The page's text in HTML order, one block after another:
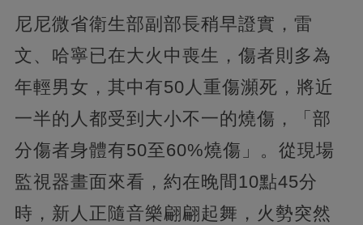
尼尼微省衛生部副部長稍早證實，雷
文、哈寧已在大火中喪生，傷者則多為
年輕男女，其中有50人重傷瀕死，將近
一半的人都受到大小不一的燒傷，「部
分傷者身體有50至60%燒傷」。從現場
監視器畫面來看，約在晚間10點45分
時，新人正隨音樂翩翩起舞，火勢突然